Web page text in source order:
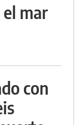
mar
con